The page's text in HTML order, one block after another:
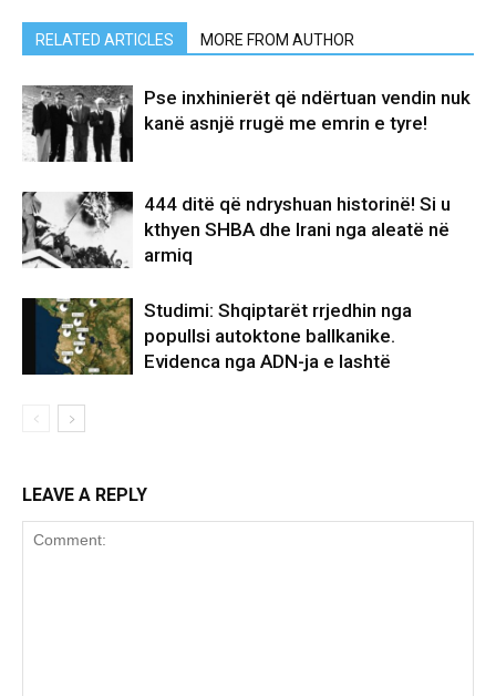
RELATED ARTICLES MORE FROM AUTHOR
Pse inxhinierët që ndërtuan vendin nuk
kanë asnjë rrugë me emrin e tyre!
444 ditë që ndryshuan historinë! Si u
kthyen SHBA dhe Irani nga aleatë në
armiq
Studimi: Shqiptarët rrjedhin nga
popullsi autoktone ballkanike.
Evidenca nga ADN-ja e lashtë
LEAVE A REPLY